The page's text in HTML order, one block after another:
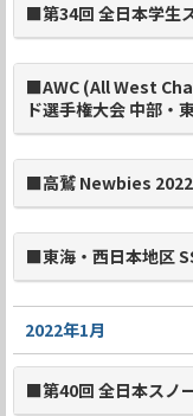
■第34回 全日本学生
■AWC (All West
ド選手権大会 中部・
■高鷲 Newbies 2022
■東海・西日本地区
2022年1月
■第40回 全日本スノ